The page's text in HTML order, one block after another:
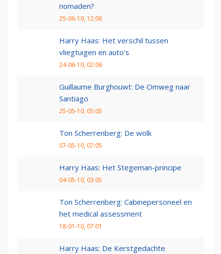
nomaden?
25-06-10, 12:06
Harry Haas: Het verschil tussen
vliegtuigen en auto's
24-06-10, 02:06
Guillaume Burghouwt: De Omweg naar
Santiago
25-05-10, 05:05
Ton Scherrenberg: De wolk
07-05-10, 07:05
Harry Haas: Het Stegeman-principe
04-05-10, 03:05
Ton Scherrenberg: Cabinepersoneel en
het medical assessment
18-01-10, 07:01
Harry Haas: De Kerstgedachte